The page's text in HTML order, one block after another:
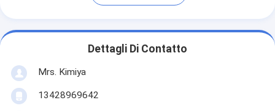
Dettagli Di Contatto
Mrs. Kimiya
13428969642